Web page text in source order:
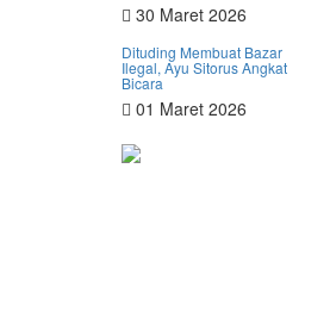
30 Maret 2026
Dituding Membuat Bazar
Ilegal, Ayu Sitorus Angkat
Bicara
01 Maret 2026